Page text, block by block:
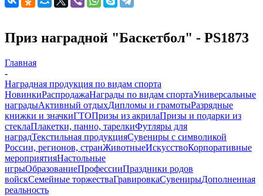
Приз наградной "Баскетбол" - PS1873
Главная
-
Наградная продукция по видам спорта
НовинкиРаспродажаНаграды по видам спортаУниверсальные
наградыАктивный отдыхДипломы и грамотыРазрядные
книжки и значкиГТОПризы из акрилаПризы и подарки из
стеклаПлакетки, панно, тарелкиФутляры для
наградТекстильная продукцияСувениры с символикой
России, регионов, странЖивотныеИскусствоКорпоративные
мероприятияНастольные
игрыОбразованиеПрофессииПраздники родов
войскСемейные торжестваГравировкаСувенирыДополненная
реальность